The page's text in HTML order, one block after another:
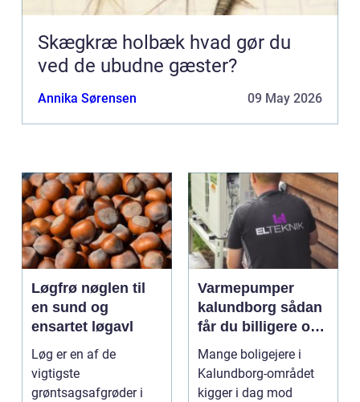
Skægkræ holbæk hvad gør du
ved de ubudne gæster?
Annika Sørensen 09 May 2026
Løgfrø nøglen til
en sund og
ensartet løgavl
Løg er en af de
vigtigste
grøntsagsafgrøder i
Varmepumper
kalundborg sådan
får du billigere og
mere bæredygtig
varme
Mange boligejere i
Kalundborg-området
kigger i dag mod